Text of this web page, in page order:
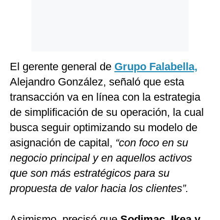
El gerente general de Grupo Falabella,
Alejandro González, señaló que esta
transacción va en línea con la estrategia
de simplificación de su operación, la cual
busca seguir optimizando su modelo de
asignación de capital, “con foco en su
negocio principal y en aquellos activos
que son más estratégicos para su
propuesta de valor hacia los clientes”.